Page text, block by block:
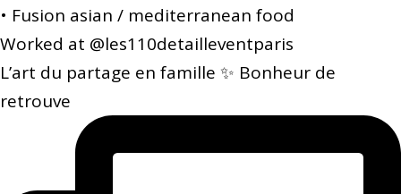
• Fusion asian / mediterranean food
Worked at @les110detailleventparis
L’art du partage en famille ✨ Bonheur de
retrouve